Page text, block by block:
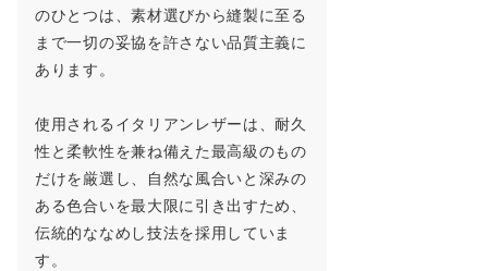
のひとつは、素材選びから縫製に至る
まで一切の妥協を許さない品質主義に
あります。
使用されるイタリアンレザーは、耐久
性と柔軟性を兼ね備えた最高級のもの
だけを厳選し、自然な風合いと深みの
ある色合いを最大限に引き出すため、
伝統的ななめし技法を採用していま
す。